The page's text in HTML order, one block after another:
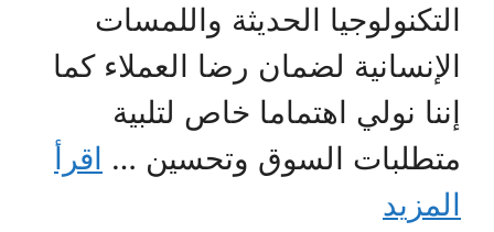
التكنولوجيا الحديثة واللمسات
الإنسانية لضمان رضا العملاء كما
إننا نولي اهتماما خاص لتلبية
متطلبات السوق وتحسين … اقرأ
المزيد